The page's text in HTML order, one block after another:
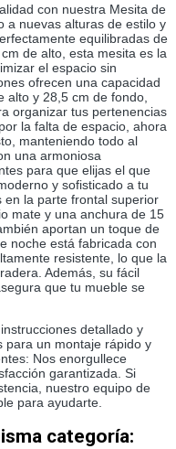
con nuestra Mesita de
a nuevas alturas de estilo y
equilibradas de
de alto, esta mesita es la
el espacio sin
ofrecen una capacidad
alto y 28,5 cm de fondo,
organizar tus pertenencias
la falta de espacio, ahora
manteniendo todo al
una armoniosa
para que elijas el que
y sofisticado a tu
la parte frontal superior
mate y una anchura de 15
aportan un toque de
noche está fabricada con
resistente, lo que la
Además, su fácil
que tu mueble se
detallado y
para un montaje rápido y
Nos enorgullece
garantizada. Si
nuestro equipo de
para ayudarte.
categoría: